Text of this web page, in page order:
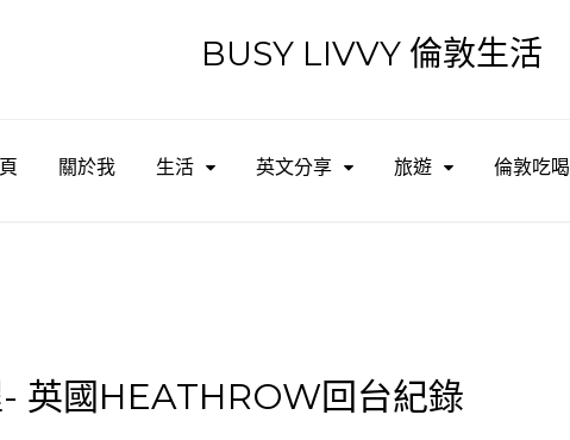
BUSY LIVVY 倫敦生活
關於我 生活 英文分享 旅遊 倫敦吃喝
英國HEATHROW回台紀錄